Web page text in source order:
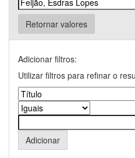
Retornar valores
Adicionar filtros:
Utilizar filtros para refinar o